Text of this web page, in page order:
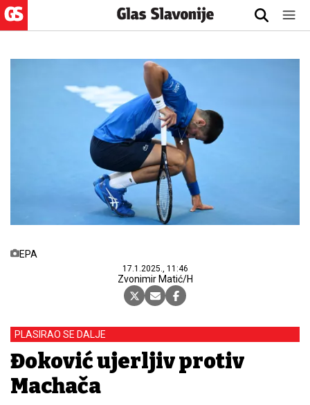
EPA
17.1.2025., 11:46
Zvonimir Matić/H
PLASIRAO SE DALJE
Đoković ujerljiv protiv
Machača